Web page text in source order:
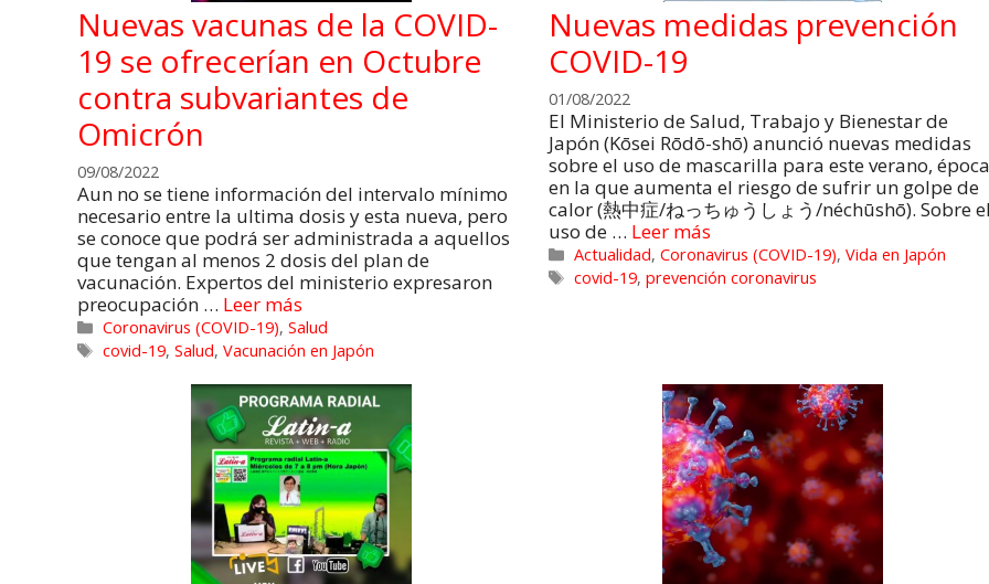
Nuevas vacunas de la COVID-
19 se ofrecerían en Octubre
contra subvariantes de
Omicrón
09/08/2022
Aun no se tiene información del intervalo mínimo
necesario entre la ultima dosis y esta nueva, pero
se conoce que podrá ser administrada a aquellos
que tengan al menos 2 dosis del plan de
vacunación. Expertos del ministerio expresaron
preocupación … Leer más
Coronavirus (COVID-19),Salud
covid-19,Salud,Vacunación en Japón
Nuevas medidas prevención
COVID-19
01/08/2022
El Ministerio de Salud, Trabajo y Bienestar de
Japón (Kōsei Rōdō-shō) anunció nuevas medidas
sobre el uso de mascarilla para este verano, época
en la que aumenta el riesgo de sufrir un golpe de
calor (熱中症/ねっちゅうしょう/néchūshō). Sobre
uso de … Leer más
Actualidad, Coronavirus (COVID-19), Vida en Japón
covid-19, prevención coronavirus